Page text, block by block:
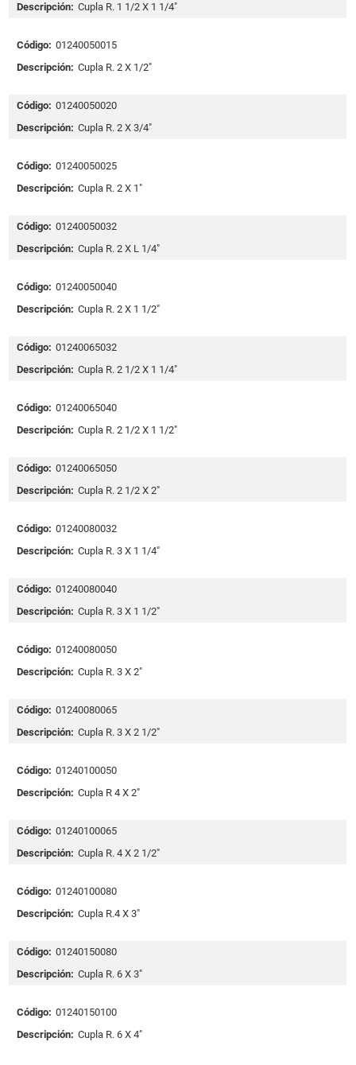
Descripción: Cupla R. 1 1/2 X 1 1/4"
Código: 01240050015
Descripción: Cupla R. 2 X 1/2"
Código: 01240050020
Descripción: Cupla R. 2 X 3/4"
Código: 01240050025
Descripción: Cupla R. 2 X 1"
Código: 01240050032
Descripción: Cupla R. 2 X L 1/4"
Código: 01240050040
Descripción: Cupla R. 2 X 1 1/2"
Código: 01240065032
Descripción: Cupla R. 2 1/2 X 1 1/4"
Código: 01240065040
Descripción: Cupla R. 2 1/2 X 1 1/2"
Código: 01240065050
Descripción: Cupla R. 2 1/2 X 2"
Código: 01240080032
Descripción: Cupla R. 3 X 1 1/4"
Código: 01240080040
Descripción: Cupla R. 3 X 1 1/2"
Código: 01240080050
Descripción: Cupla R. 3 X 2"
Código: 01240080065
Descripción: Cupla R. 3 X 2 1/2"
Código: 01240100050
Descripción: Cupla R 4 X 2"
Código: 01240100065
Descripción: Cupla R. 4 X 2 1/2"
Código: 01240100080
Descripción: Cupla R.4 X 3"
Código: 01240150080
Descripción: Cupla R. 6 X 3"
Código: 01240150100
Descripción: Cupla R. 6 X 4"